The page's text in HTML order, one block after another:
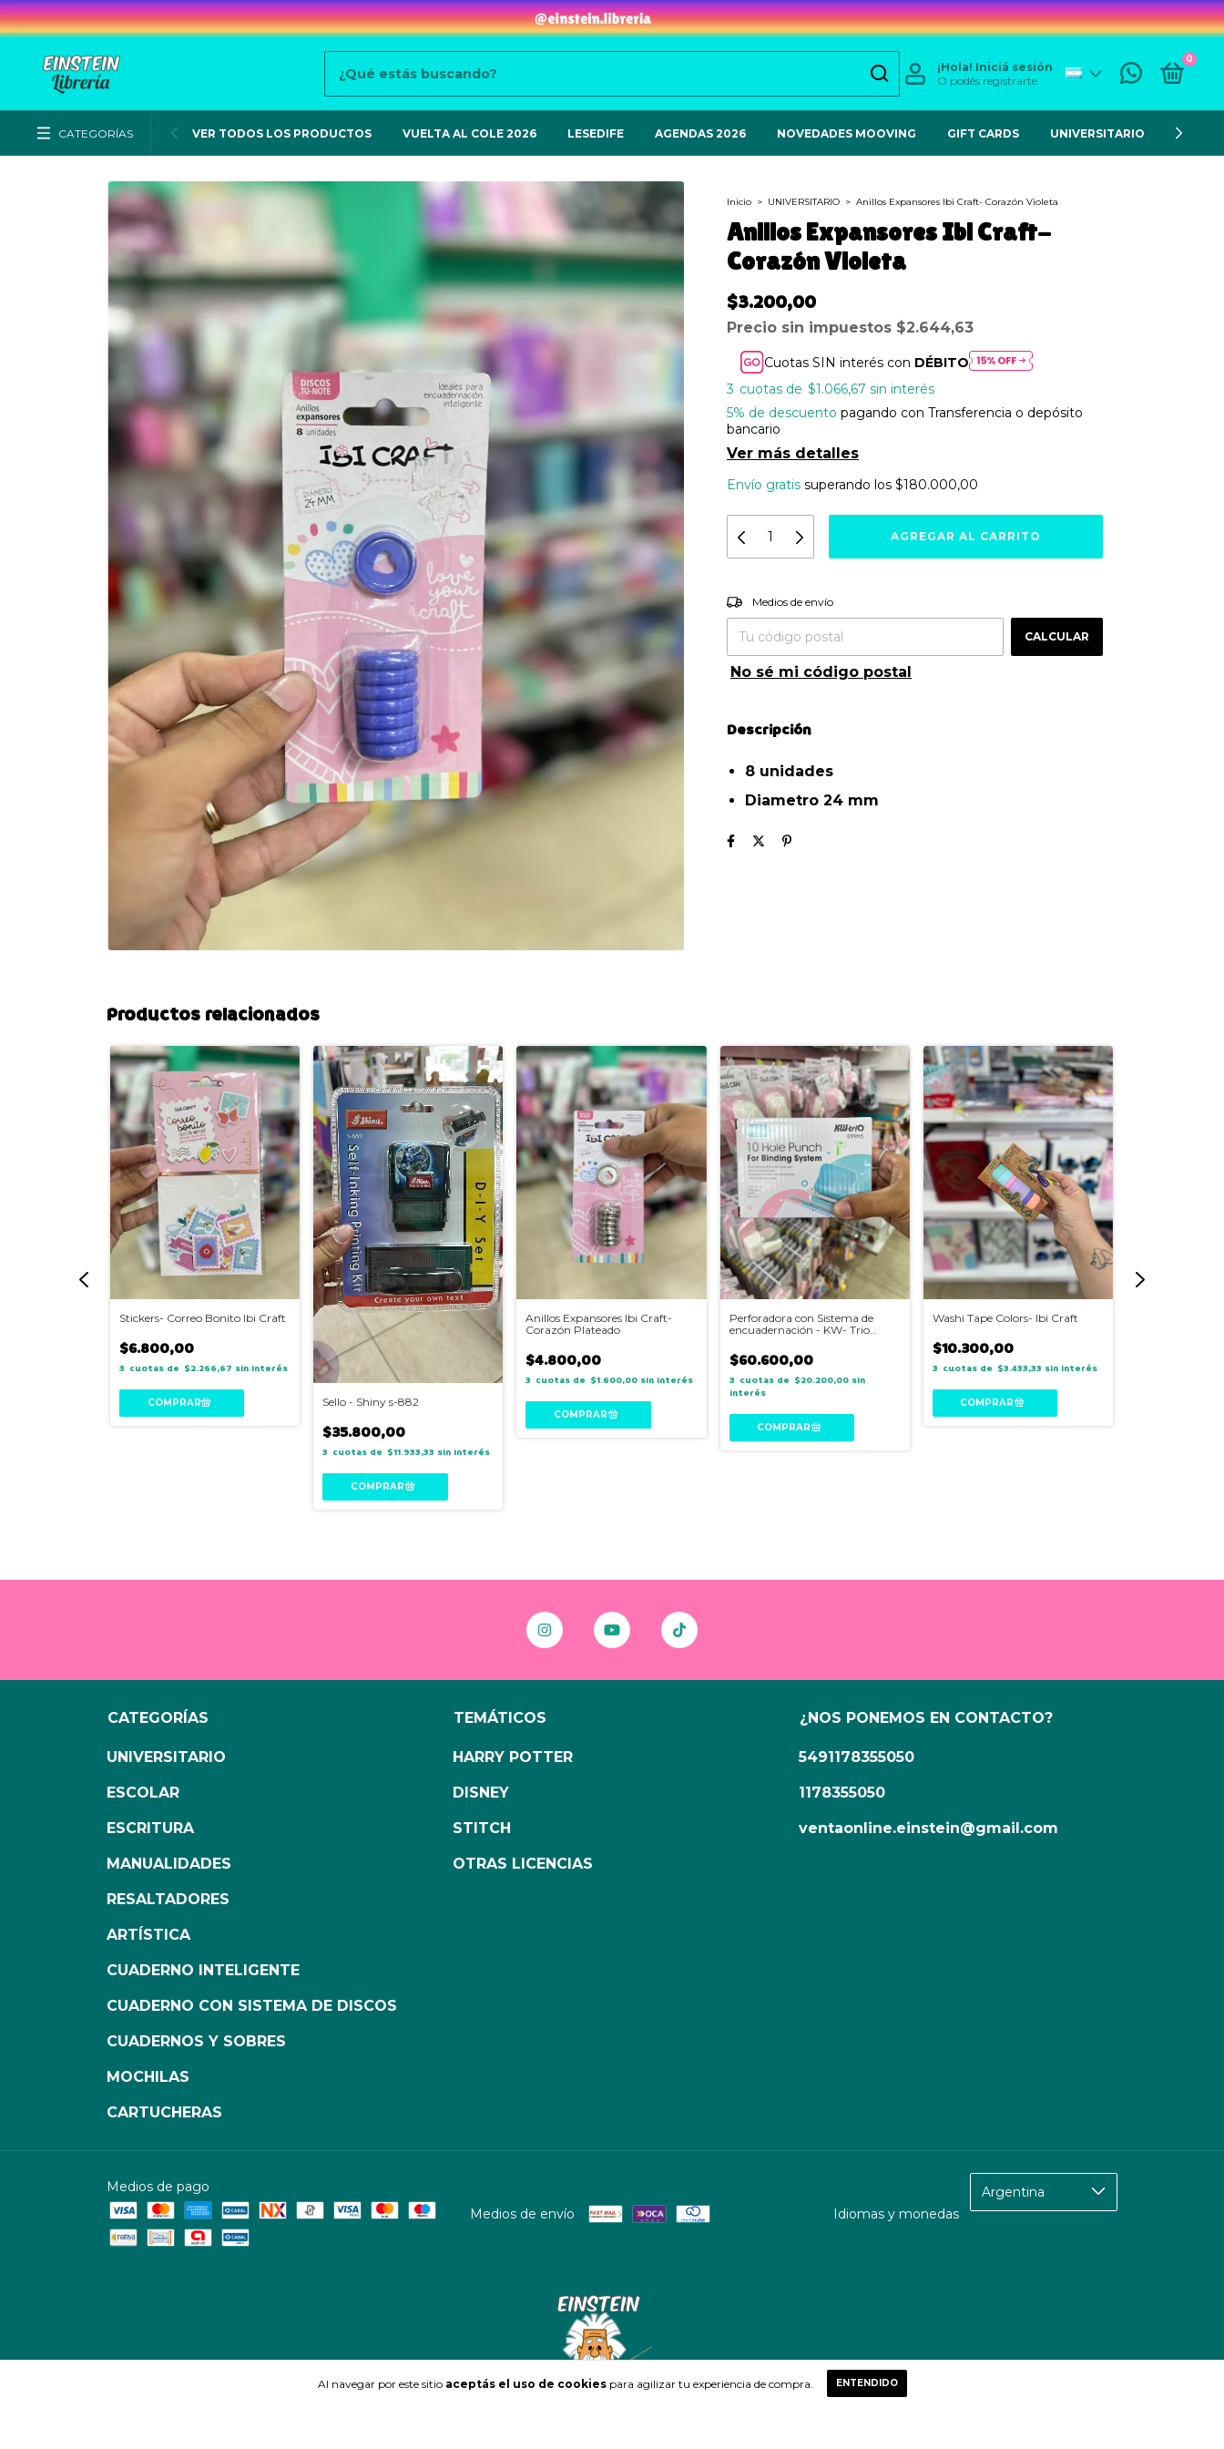
¡Hola! Iniciá sesión
O podés registrarte
0
CATEGORÍAS VER TODOS LOS PRODUCTOS VUELTA AL COLE 2026 LESEDIFE AGENDAS 2026 NOVEDADES MOOVING GIFT CARDS UNIVERSITARIO
Al navegar por este sitio aceptás el uso de cookiespara agilizar tu experiencia de compra. ENTENDIDO
Inicio > UNIVERSITARIO > Anillos Expansores Ibi Craft- Corazón Violeta
Anillos Expansores Ibi Craft-
Corazón Violeta
$3.200,00
Precio sin impuestos $2.644,63
Cuotas SIN interés con DÉBITO
3
$1.066,67 sin interés
5% de descuento pagando con Transferencia o depósito
bancario
Ver más detalles
Envío gratis superando los $180.000,00
Entregas para el CP:
Medios de envío
CALCULAR
No sé mi código postal
Descripción
8 unidades
Diametro 24 mm
Productos relacionados
Stickers- Correo Bonito Ibi Craft
$6.800,00
3 $2.266,67 sin interés
Sello - Shiny s-882
$35.800,00
3 $11.933,33 sin interés
Anillos Expansores Ibi Craft-
Corazón Plateado
$4.800,00
3 $1.600,00 sin interés
Perforadora con Sistema de
encuadernación - KW- Trio
$60.600,00
3 $20.200,00 sin
interés
Washi Tape Colors- Ibi Craft
$10.300,00
3 $3.433,33 sin interés
CATEGORÍAS
UNIVERSITARIO
ESCOLAR
ESCRITURA
MANUALIDADES
RESALTADORES
ARTÍSTICA
CUADERNO INTELIGENTE
CUADERNO CON SISTEMA DE DISCOS
CUADERNOS Y SOBRES
MOCHILAS
CARTUCHERAS
TEMÁTICOS
HARRY POTTER
DISNEY
STITCH
OTRAS LICENCIAS
¿NOS PONEMOS EN CONTACTO?
5491178355050
1178355050
ventaonline.einstein@gmail.com
Medios de pago
Medios de envío
Idiomas y monedas